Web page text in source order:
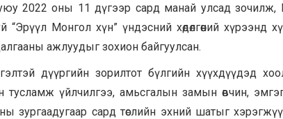
2022 оны 11 дүгээр сард манай улсад зочилж,
Монгол хүн” үндэсний хөдөлгөөний хүрээнд
ажлуудыг зохион байгуулсан.
дүүргийн зорилтот бүлгийн хүүхдүүдэд
үйлчилгээ, амьсгалын замын өвчин,
зургаадугаар сард төслийн эхний шатыг